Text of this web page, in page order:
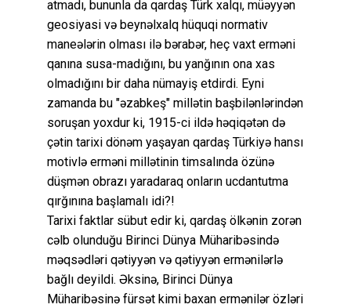
atmadı, bununla da qardaş Türk xalqı, müəyyən
geosiyasi və beynəlxalq hüquqi normativ
maneələrin olması ilə bərabər, heç vaxt erməni
qanına susa-madığını, bu yanğının ona xas
olmadığını bir daha nümayiş etdirdi. Eyni
zamanda bu "əzabkeş" millətin başbilənlərindən
soruşan yoxdur ki, 1915-ci ildə həqiqətən də
çətin tarixi dönəm yaşayan qardaş Türkiyə hansı
motivlə erməni millətinin timsalında özünə
düşmən obrazı yaradaraq onların ucdantutma
qırğınına başlamalı idi?!
Tarixi faktlar sübut edir ki, qardaş ölkənin zorən
cəlb olunduğu Birinci Dünya Müharibəsində
məqsədləri qətiyyən və qətiyyən ermənilərlə
bağlı deyildi. Əksinə, Birinci Dünya
Müharibəsinə fürsət kimi baxan ermənilər özləri